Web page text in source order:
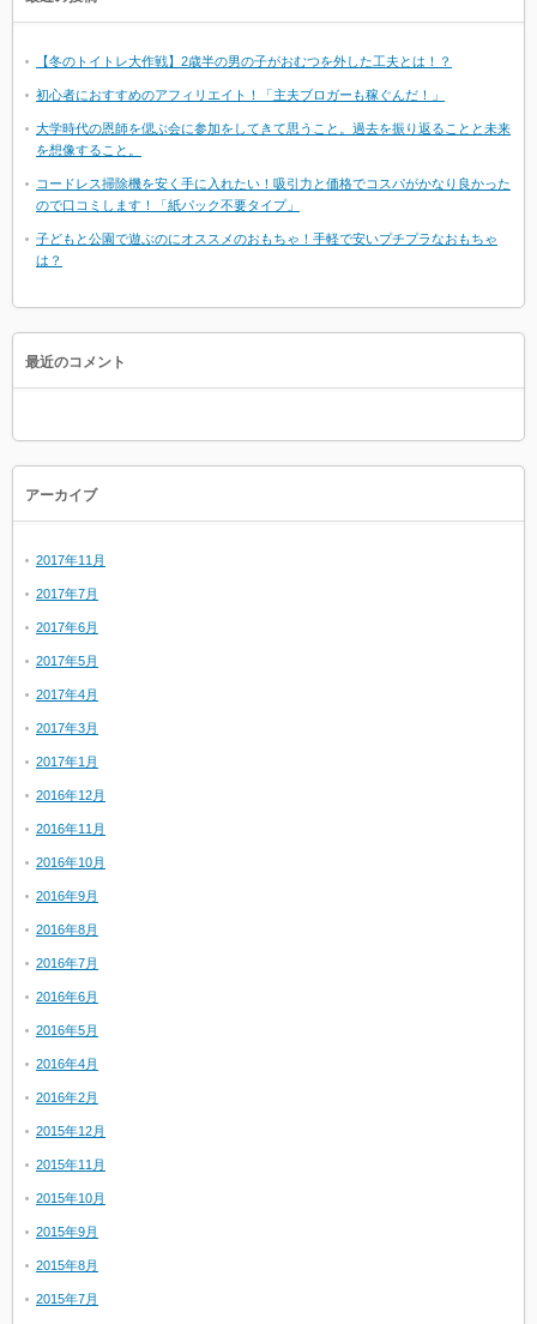
【冬のトイトレ大作戦】2歳半の男の子がおむつを外した工夫とは！？
初心者におすすめのアフィリエイト！「主夫ブロガーも稼ぐんだ！」
大学時代の恩師を偲ぶ会に参加をしてきて思うこと。過去を振り返ることと未来
を想像すること。
コードレス掃除機を安く手に入れたい！吸引力と価格でコスパがかなり良かった
ので口コミします！「紙パック不要タイプ」
子どもと公園で遊ぶのにオススメのおもちゃ！手軽で安いプチプラなおもちゃ
は？
最近のコメント
アーカイブ
2017年11月
2017年7月
2017年6月
2017年5月
2017年4月
2017年3月
2017年1月
2016年12月
2016年11月
2016年10月
2016年9月
2016年8月
2016年7月
2016年6月
2016年5月
2016年4月
2016年2月
2015年12月
2015年11月
2015年10月
2015年9月
2015年8月
2015年7月